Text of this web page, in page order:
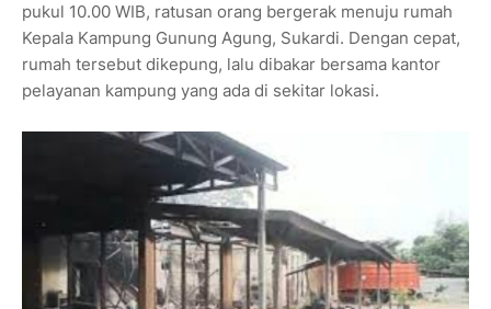
pukul 10.00 WIB, ratusan orang bergerak menuju rumah
Kepala Kampung Gunung Agung, Sukardi. Dengan cepat,
rumah tersebut dikepung, lalu dibakar bersama kantor
pelayanan kampung yang ada di sekitar lokasi.